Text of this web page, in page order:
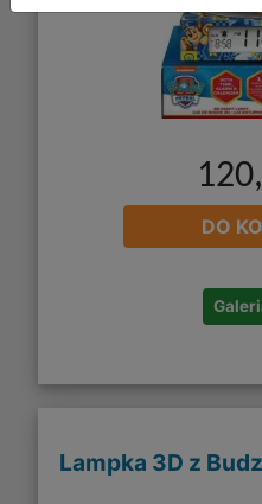
DO
Lampka 3D z